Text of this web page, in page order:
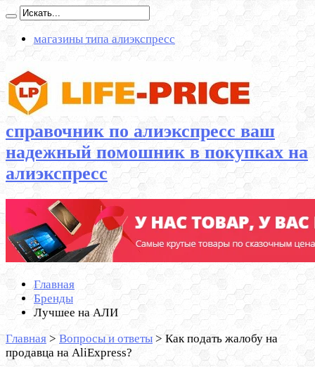
магазины типа алиэкспресс
справочник по алиэкспресс ваш
надежный помошник в покупках на
алиэкспресс
Главная
Бренды
Лучшее на АЛИ
Главная > Вопросы и ответы > Как подать жалобу на
продавца на AliExpress?